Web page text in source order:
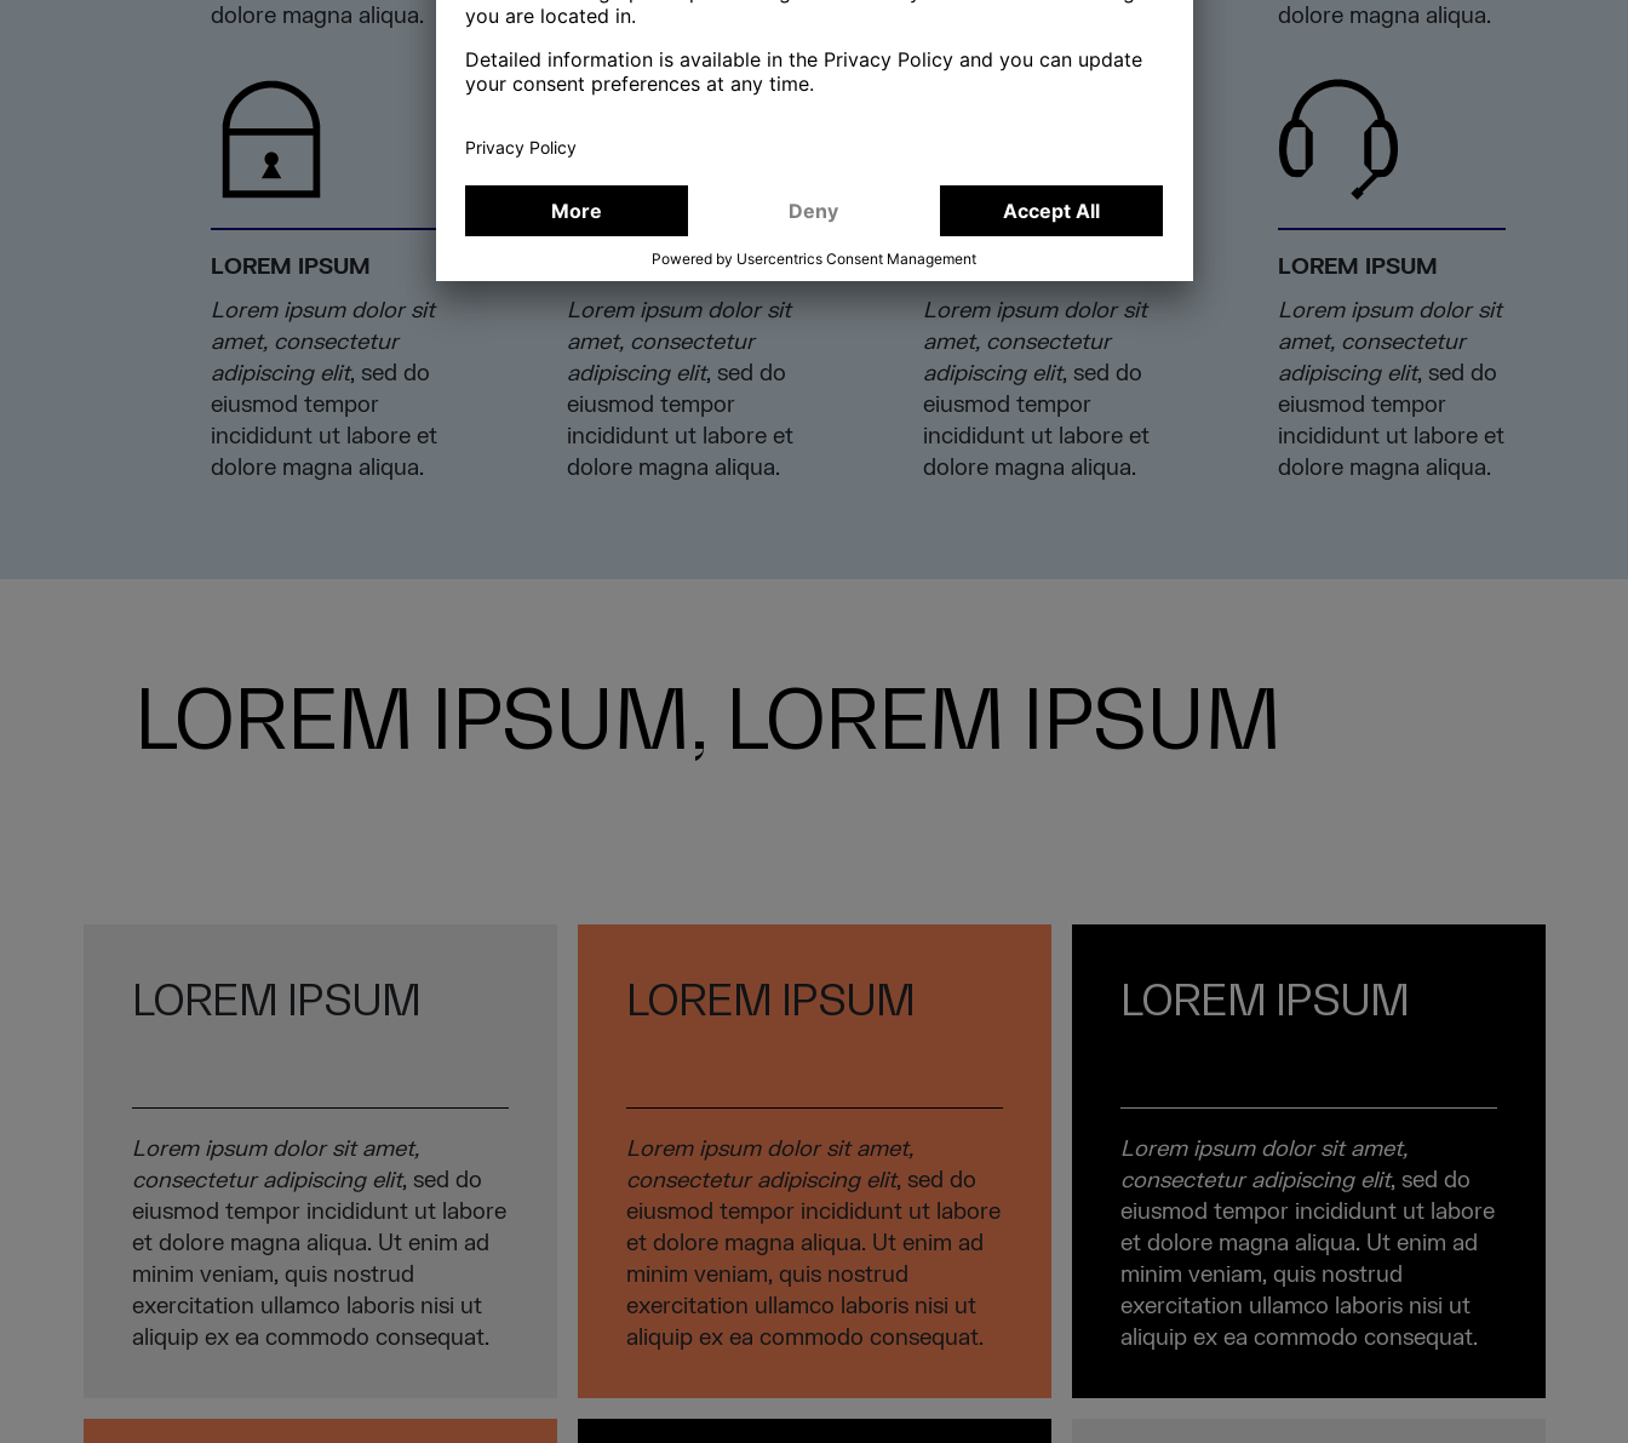
dolore magna aliqua.
dolore magna aliqua
dolore magna aliqua.
LOREM IPSUM
Lorem ipsum dolor sit
amet, consectetur
adipiscing elit, sed do
eiusmod tempor
incididunt ut labore et
dolore magna aliqua.
LOREM IPSUM
Lorem ipsum dolor sit
amet, consectetur
adipiscing elit, sed do
eiusmod tempor
incididunt ut labore et
dolore magna aliqua.
LOREM IPSUM
Lorem ipsum dolor sit
amet, consectetur
adipiscing elit, sed do
eiusmod tempor
incididunt ut labore et
dolore magna aliqua.
LOREM IPSUM
Lorem ipsum dolor sit
amet, consectetur
adipiscing elit, sed do
eiusmod tempor
incididunt ut labore et
dolore magna aliqua.
LOREM IPSUM, LOREM IPSUM
LOREM IPSUM
Lorem ipsum dolor sit amet,
consectetur adipiscing elit, sed do
eiusmod tempor incididunt ut labore
et dolore magna aliqua. Ut enim ad
minim veniam, quis nostrud
exercitation ullamco laboris nisi ut
aliquip ex ea commodo consequat.
LOREM IPSUM
Lorem ipsum dolor sit amet,
consectetur adipiscing elit, sed do
eiusmod tempor incididunt ut labore
et dolore magna aliqua. Ut enim ad
minim veniam, quis nostrud
exercitation ullamco laboris nisi ut
aliquip ex ea commodo consequat.
LOREM IPSUM
Lorem ipsum dolor sit amet,
consectetur adipiscing elit, sed do
eiusmod tempor incididunt ut labore
et dolore magna aliqua. Ut enim ad
minim veniam, quis nostrud
exercitation ullamco laboris nisi ut
aliquip ex ea commodo consequat.